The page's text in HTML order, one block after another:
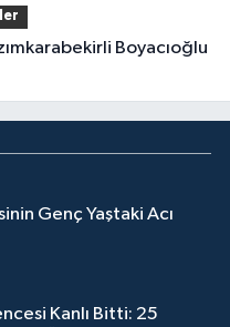
Genç Yaştaki Acı
Kanlı Bitti: 25